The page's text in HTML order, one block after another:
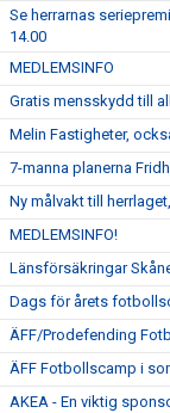
Se herrarnas
14.00
MEDLEMSINFO
Gratis mensskydd till
Melin Fastigheter,
7-manna planerna
Ny målvakt till
MEDLEMSINFO!
Länsförsäkringar
Dags för årets
ÄFF/Prodefending
ÄFF Fotbollscamp i
AKEA - En viktig